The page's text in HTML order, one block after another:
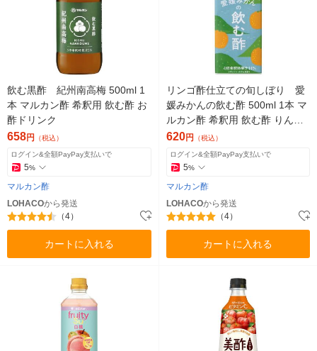
飲む黒酢 紀州南高梅 500ml 1
本 マルカン酢 希釈用 飲む酢 お
酢ドリンク
658円 （税込）
ログイン&全額PayPay支払いで
5%
マルカン酢
LOHACOから発送
（4）
カートに入れる
リンゴ酢仕立ての旬しぼり 愛
媛みかんの飲む酢 500ml 1本 マ
ルカン酢 希釈用 飲む酢 りんご
酢 お酢ドリンク 紙パック
620円 （税込）
ログイン&全額PayPay支払いで
5%
マルカン酢
LOHACOから発送
（4）
カートに入れる